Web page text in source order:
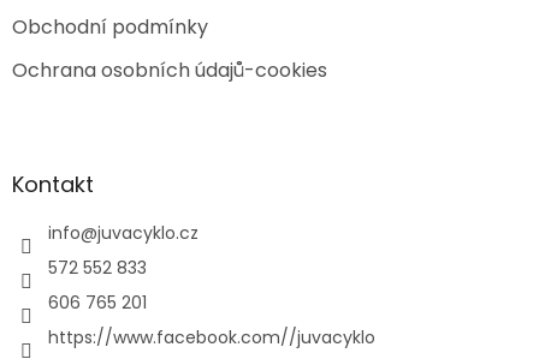
Obchodní podmínky
Ochrana osobních údajů-cookies
Kontakt
info@juvacyklo.cz
572 552 833
606 765 201
https://www.facebook.com//juvacyklo